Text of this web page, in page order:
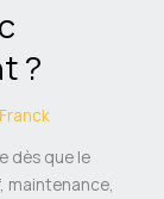
?
dès que le
maintenance,